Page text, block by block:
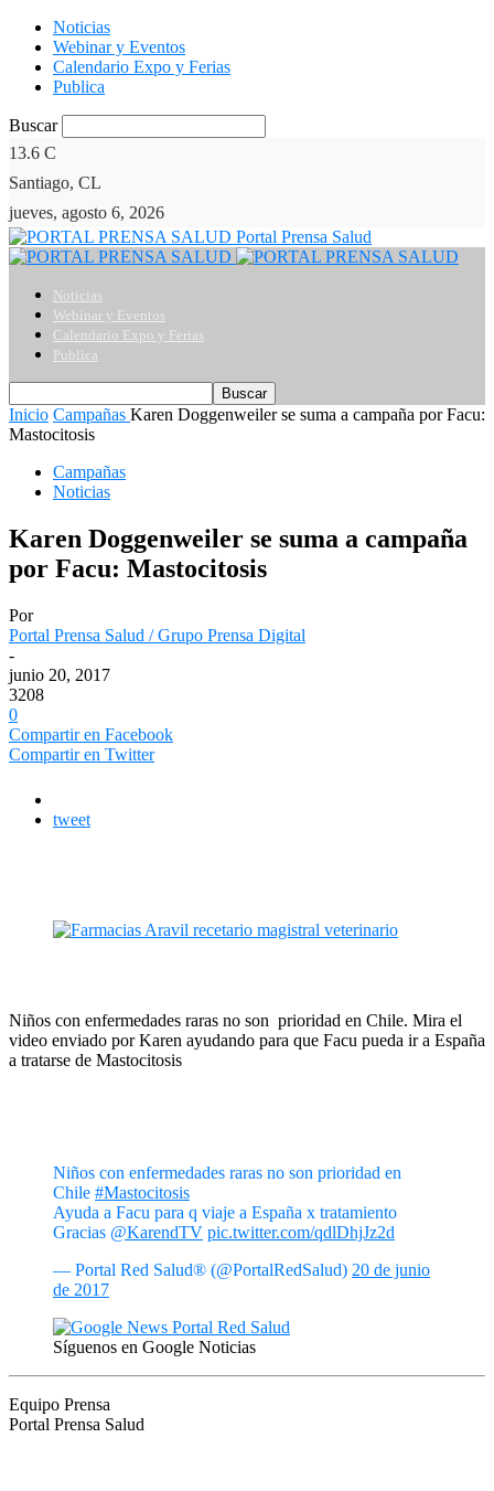
Noticias
Webinar y Eventos
Calendario Expo y Ferias
Publica
Buscar
13.6 C
Santiago, CL
jueves, agosto 6, 2026
Portal Prensa Salud
Noticias
Webinar y Eventos
Calendario Expo y Ferias
Publica
Inicio Campañas Karen Doggenweiler se suma a campaña por Facu:
Mastocitosis
Campañas
Noticias
Karen Doggenweiler se suma a campaña
por Facu: Mastocitosis
Por
Portal Prensa Salud / Grupo Prensa Digital
-
junio 20, 2017
3208
0
Compartir en Facebook
Compartir en Twitter
tweet
Niños con enfermedades raras no son prioridad en Chile. Mira el
video enviado por Karen ayudando para que Facu pueda ir a España
a tratarse de Mastocitosis
Niños con enfermedades raras no son prioridad en
Chile #Mastocitosis
Ayuda a Facu para q viaje a España x tratamiento
Gracias @KarendTV pic.twitter.com/qdlDhjJz2d
— Portal Red Salud® (@PortalRedSalud) 20 de junio
de 2017
Síguenos en Google Noticias
Equipo Prensa
Portal Prensa Salud